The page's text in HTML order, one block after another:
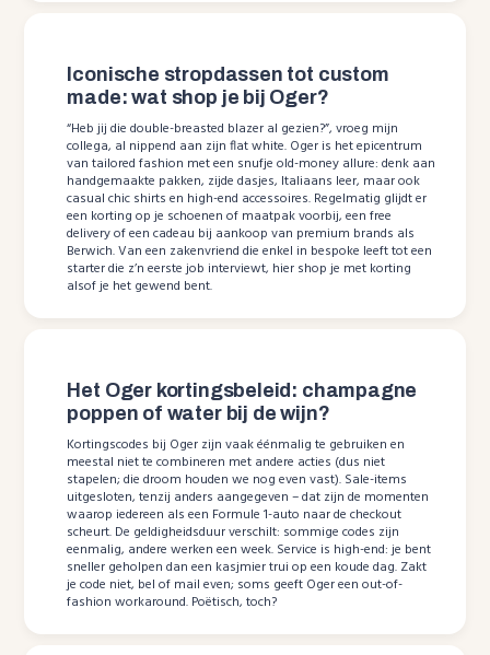
Iconische stropdassen tot custom
made: wat shop je bij Oger?
“Heb jij die double-breasted blazer al gezien?”, vroeg mijn
collega, al nippend aan zijn flat white. Oger is het epicentrum
van tailored fashion met een snufje old-money allure: denk aan
handgemaakte pakken, zijde dasjes, Italiaans leer, maar ook
casual chic shirts en high-end accessoires. Regelmatig glijdt er
een korting op je schoenen of maatpak voorbij, een free
delivery of een cadeau bij aankoop van premium brands als
Berwich. Van een zakenvriend die enkel in bespoke leeft tot een
starter die z’n eerste job interviewt, hier shop je met korting
alsof je het gewend bent.
Het Oger kortingsbeleid: champagne
poppen of water bij de wijn?
Kortingscodes bij Oger zijn vaak éénmalig te gebruiken en
meestal niet te combineren met andere acties (dus niet
stapelen; die droom houden we nog even vast). Sale-items
uitgesloten, tenzij anders aangegeven – dat zijn de momenten
waarop iedereen als een Formule 1-auto naar de checkout
scheurt. De geldigheidsduur verschilt: sommige codes zijn
eenmalig, andere werken een week. Service is high-end: je bent
sneller geholpen dan een kasjmier trui op een koude dag. Zakt
je code niet, bel of mail even; soms geeft Oger een out-of-
fashion workaround. Poëtisch, toch?